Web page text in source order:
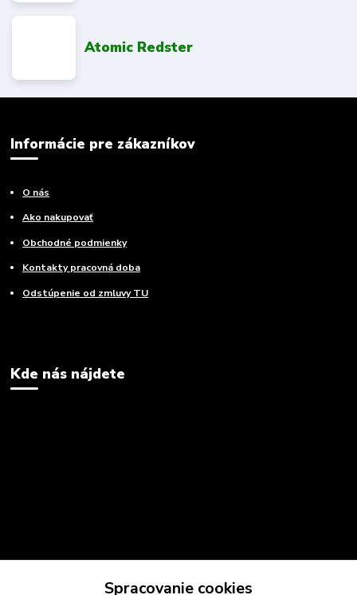
Atomic Redster
Informácie pre zákazníkov
O nás
Ako nakupovať
Obchodné podmienky
Kontakty pracovná doba
Odstúpenie od zmluvy TU
Kde nás nájdete
Spracovanie cookies